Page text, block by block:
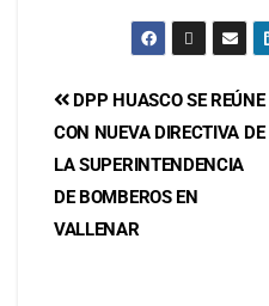
DPP HUASCO SE REÚNE
CON NUEVA DIRECTIVA DE
LA SUPERINTENDENCIA
DE BOMBEROS EN
VALLENAR